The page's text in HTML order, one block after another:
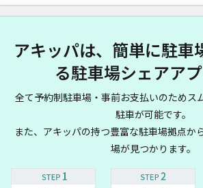
アキッパは、簡単に駐車
る駐車場シェアア
全て予約制駐車場・事前お支払いのためス
駐車が可能です。
また、アキッパの持つ豊富な駐車場拠点か
場が見つかります。